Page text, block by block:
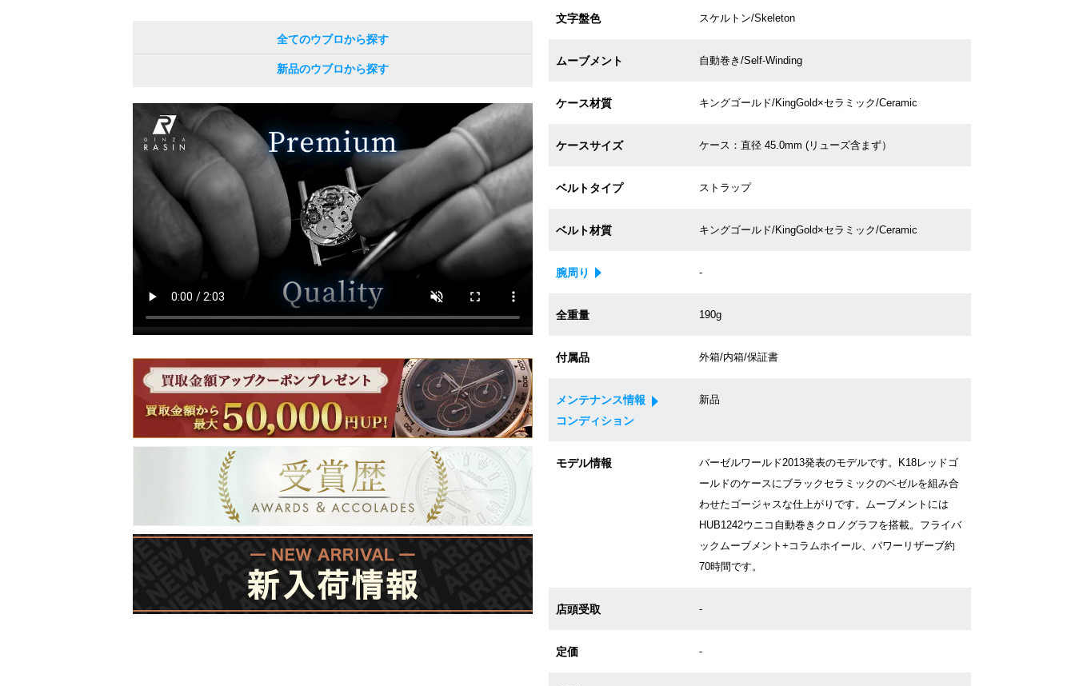
全てのウブロから探す
新品のウブロから探す
文字盤色 スケルトン/Skeleton
ムーブメント 自動巻き/Self-Winding
ケース材質 キングゴールド/KingGold×セラミック/Ceramic
ケースサイズ ケース：直径 45.0mm (リューズ含まず）
ベルトタイプ ストラップ
ベルト材質 キングゴールド/KingGold×セラミック/Ceramic
腕周り -
全重量 190g
付属品 外箱/内箱/保証書
メンテナンス情報
コンディション
新品
モデル情報
バーゼルワールド2013発表のモデルです。K18レッドゴ
ールドのケースにブラックセラミックのベゼルを組み合
わせたゴージャスな仕上がりです。ムーブメントには
HUB1242ウニコ自動巻きクロノグラフを搭載。フライバ
ックムーブメント+コラムホイール、パワーリザーブ約
70時間です。
店頭受取 -
定価 -